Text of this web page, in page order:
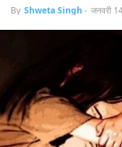
By Shweta Singh - जनवरी